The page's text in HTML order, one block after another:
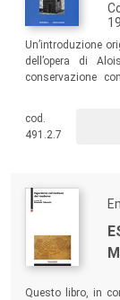
Un’introduzione
dell’opera di
conservazione
all’aspetto
Dvořák nel 1906
assoluto di
cod.
491.2.7
Questo libro, in